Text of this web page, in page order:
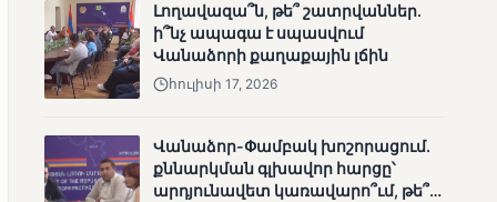
ՄՈՒՆԵՏԻԿ
Շարունակվում են
Փամբակ գետում
որոնողական
աշխատանքները
Լողավազա՞ն, թե՞ շատրվաններ.
ի՞նչ ապագա է սպասվում
Վանաձորի քաղաքային լճին
հուլիսի 17, 2026
Վանաձոր-Փամբակ խոշորացում.
քննարկման գլխավոր հարցը՝
արդյունավետ կառավարո՞ւմ, թե՞